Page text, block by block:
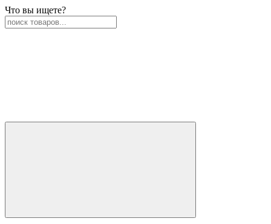
Что вы ищете?